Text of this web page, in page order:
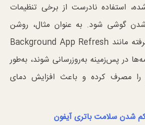
استفاده نادرست از برخی تنظیمات
گوشی شود. به عنوان مثال، روشن
بودن قابلیت‌های پیشرفته مانند Background App Refresh
در پس‌زمینه به‌روزرسانی شوند، به‌طور
را مصرف کرده و باعث افزایش دمای
شدن سلامت باتری آیفون